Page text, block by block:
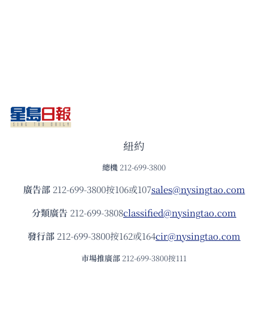
紐約
總機 212-699-3800
廣告部212-699-3800按106或107sales@nysingtao.com
分類廣告 212-699-3808classified@nysingtao.com
發⾏部 212-699-3800按162或164cir@nysingtao.com
市場推廣部 212-699-3800按111